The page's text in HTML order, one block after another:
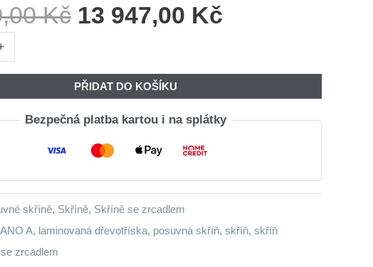
Kč Původní
16
760,00 Kč.
13 947,00 Kč
947,00 Kč.
PŘIDAT DO KOŠÍKU
Bezpečná platba kartou i na splátky
skříně, Skříně, Skříně se zrcadlem
A, laminovaná dřevotříska, posuvná skříň, skříň, skříň
zrcadlem